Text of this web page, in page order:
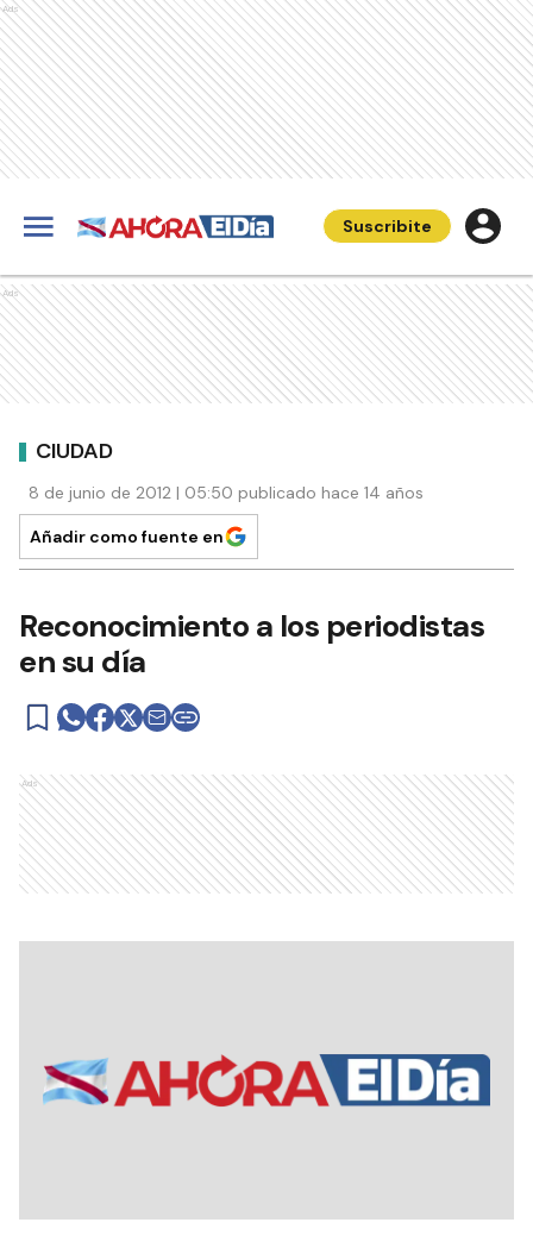
Ads
Suscribite
Ads
CIUDAD
8 de junio de 2012 | 05:50 publicado hace 14 años
Añadir como fuente en
Reconocimiento a los periodistas
en su día
Ads